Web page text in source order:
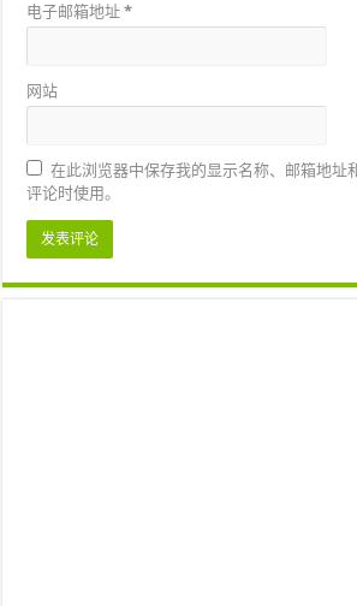
电子邮箱地址*
网站
在此浏览器中保存我的显示名称、邮箱地址
评论时使用。